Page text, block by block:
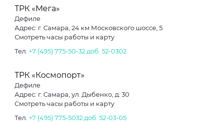
ТРК «Мега»
Дефиле
Адрес: г. Самара, 24 км Московского шоссе, 5
Смотреть часы работы и карту
Тел. +7 (495) 775-50-32 доб. 52-0302
ТРК «Космопорт»
Дефиле
Адрес: г. Самара, ул. Дыбенко, д. 30
Смотреть часы работы и карту
Тел. +7 (495) 775-5032 доб. 52-03-05